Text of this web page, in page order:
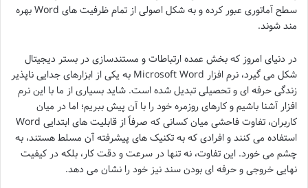
سطح آماتوری عبور کرده و به شکل اصولی از تمام ظرفیت های Word بهره
مند شوند.
در دنیای امروز که بخش عمده ارتباطات و مستندسازی در بستر دیجیتال
شکل می گیرد، نرم افزار Microsoft Word به یکی از ابزارهای جدایی ناپذیر
زندگی حرفه ای و تحصیلی تبدیل شده است. شاید بسیاری از ما با این نرم
افزار آشنا باشیم و کارهای روزمره خود را با آن پیش ببریم؛ اما در میان
کاربران، تفاوت فاحشی میان کسانی که صرفاً از قابلیت های ابتدایی Word
استفاده می کنند و افرادی که به تکنیک های پیشرفته آن مسلط هستند، به
چشم می خورد. این تفاوت، نه تنها در سرعت و دقت کار، بلکه در کیفیت
نهایی خروجی و حرفه ای بودن سند نیز خود را نشان می دهد.